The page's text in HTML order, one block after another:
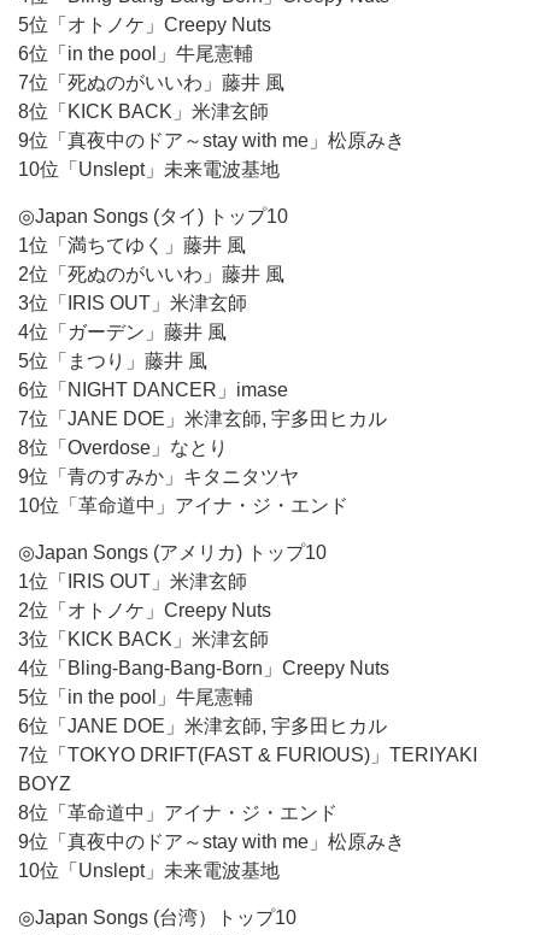
5位「オトノケ」Creepy Nuts
6位「in the pool」牛尾憲輔
7位「死ぬのがいいわ」藤井 風
8位「KICK BACK」米津玄師
9位「真夜中のドア～stay with me」松原みき
10位「Unslept」未来電波基地
◎Japan Songs (タイ) トップ10
1位「満ちてゆく」藤井 風
2位「死ぬのがいいわ」藤井 風
3位「IRIS OUT」米津玄師
4位「ガーデン」藤井 風
5位「まつり」藤井 風
6位「NIGHT DANCER」imase
7位「JANE DOE」米津玄師, 宇多田ヒカル
8位「Overdose」なとり
9位「青のすみか」キタニタツヤ
10位「革命道中」アイナ・ジ・エンド
◎Japan Songs (アメリカ) トップ10
1位「IRIS OUT」米津玄師
2位「オトノケ」Creepy Nuts
3位「KICK BACK」米津玄師
4位「Bling-Bang-Bang-Born」Creepy Nuts
5位「in the pool」牛尾憲輔
6位「JANE DOE」米津玄師, 宇多田ヒカル
7位「TOKYO DRIFT(FAST & FURIOUS)」TERIYAKI
BOYZ
8位「革命道中」アイナ・ジ・エンド
9位「真夜中のドア～stay with me」松原みき
10位「Unslept」未来電波基地
◎Japan Songs (台湾）トップ10